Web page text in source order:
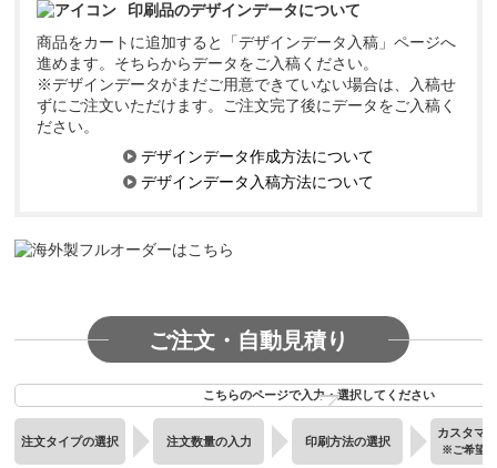
印刷品のデザインデータについて
商品をカートに追加すると「デザインデータ入稿」ページへ
進めます。そちらからデータをご入稿ください。
※デザインデータがまだご用意できていない場合は、入稿せ
ずにご注文いただけます。ご注文完了後にデータをご入稿く
ださい。
デザインデータ作成方法について
デザインデータ入稿方法について
ご注文・自動見積り
こちらのページで入力・選択してください
注文タイプの選択 注文数量の入力 印刷方法の選択
カスタマ
※ご希望